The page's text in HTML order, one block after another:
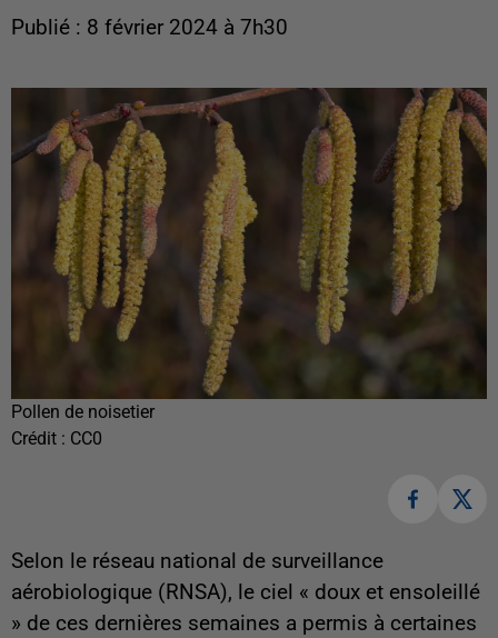
Publié : 8 février 2024 à 7h30
Pollen de noisetier
Crédit : CC0
Selon le réseau national de surveillance
aérobiologique (RNSA), le ciel « doux et ensoleillé
» de ces dernières semaines a permis à certaines